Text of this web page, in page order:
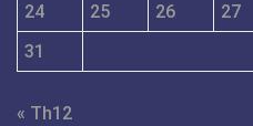
24
25 26 27
31
« Th12